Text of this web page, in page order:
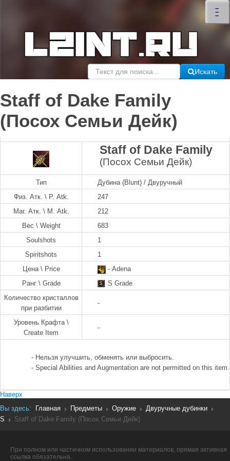
–
–
–
×
Искать
Staff of Dake Family
(Посох Семьи Дейк)
Staff of Dake Family
(Посох Семьи Дейк)
Тип
Дубина (Blunt) / Двуручный
Физ. Атк. \ P. Atk.
247
Маг. Атк. \ M. Atk.
212
Вес \ Weight
683
Soulshots
1
Spiritshots
1
Цена \ Price
- Adena
Ранг \ Grade
S Grade
Количество кристаллов
при разбитии
-
Уровень Крафта \
Create Item
-
- Нельзя улучшить, обменять или выбросить.
- Special Abilities and Augmentation are not permitted on this
Наверх
Вы здесь:
Главная Предметы Оружие
Двуручные дубинки
S
Staff of Dake Family (Посох Семьи Дейк)
При полном или частичном использовании материалов, прямая активная
ссылка обязательна.